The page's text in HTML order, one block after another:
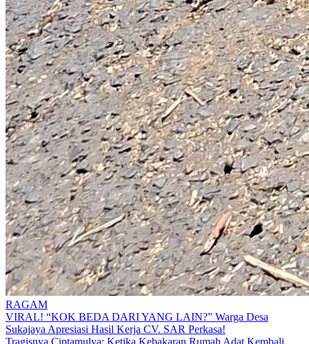
RAGAM
​VIRAL! “KOK BEDA DARI YANG LAIN?” Warga Desa
Sukajaya Apresiasi Hasil Kerja CV. SAR Perkasa!
Tragisnya Ciptamulya: Ketika Kebakaran Rumah Adat Kembali